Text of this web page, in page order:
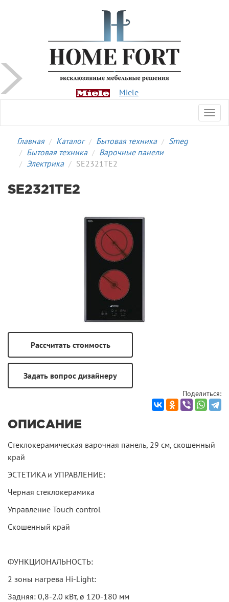
Miele
Главная Каталог Бытовая техника
Smeg
Бытовая техника
Варочные панели
Электрика
SE2321TE2
SE2321TE2
Поделиться:
ОПИСАНИЕ
Cтеклокерамическая варочная панель, 29 см, скошенный
край
ЭСТЕТИКА и УПРАВЛЕНИЕ:
Черная стеклокерамика
Управление Touch control
Скошенный край
ФУНКЦИОНАЛЬНОСТЬ:
2 зоны нагрева Hi-Light:
Задняя: 0,8-2.0 кВт, ø 120-180 мм